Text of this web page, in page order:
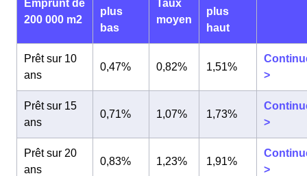
Emprunt de
200 000 m2
plus
bas
Taux
moyen
plus
haut
Prêt sur 10
ans
0,47% 0,82% 1,51%
>
Prêt sur 15
ans
0,71% 1,07% 1,73%
>
Prêt sur 20
ans
0,83% 1,23% 1,91%
>